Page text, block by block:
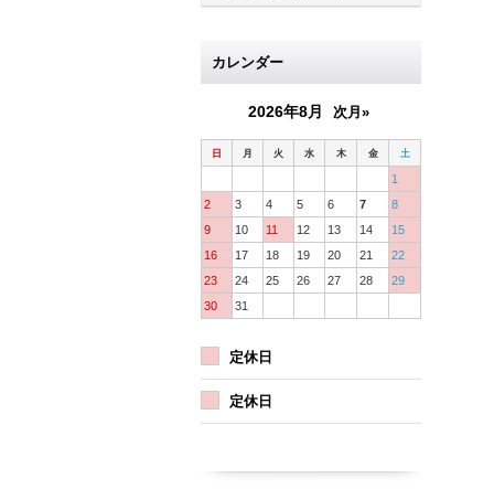
カレンダー
2026年8月 次月»
日 月 火 水 木 金 土
1
2
3 4 5 6 7
8
9
10 11 12 13 14
15
16
17 18 19 20 21
22
23
24 25 26 27 28
29
30
31
定休日
定休日